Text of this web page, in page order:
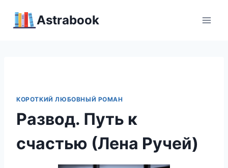
Аstrabook
КОРОТКИЙ ЛЮБОВНЫЙ РОМАН
Развод. Путь к
счастью (Лена Ручей)